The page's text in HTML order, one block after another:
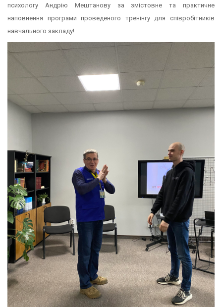
психологу Андрію Мештанову за змістовне та практичне
наповнення програми проведеного тренінгу для співробітників
навчального закладу!